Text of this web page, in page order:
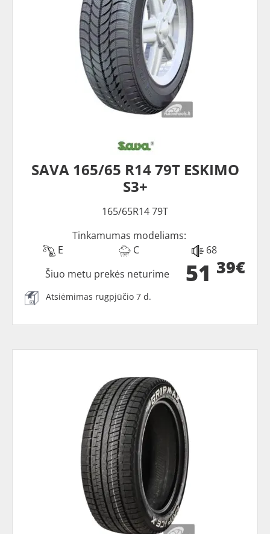
SAVA 165/65 R14 79T ESKIMO
S3+
165/65R14 79T
Tinkamumas modeliams:
E
C 68
51 39€
Šiuo metu prekės neturime
Atsiėmimas rugpjūčio 7 d.